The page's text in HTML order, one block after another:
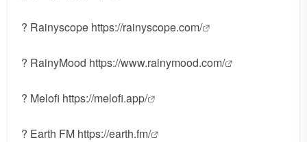
? Rainyscope https://rainyscope.com/
? RainyMood https://www.rainymood.com/
? Melofi https://melofi.app/
? Earth FM https://earth.fm/